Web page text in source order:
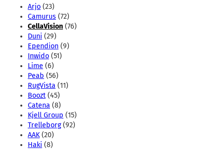
Arjo (23)
Camurus (72)
CellaVision (76)
Duni (29)
Ependion (9)
Inwido (51)
Lime (6)
Peab (56)
RugVista (11)
Boozt (45)
Catena (8)
Kjell Group (15)
Trelleborg(92)
AAK(20)
Haki (8)